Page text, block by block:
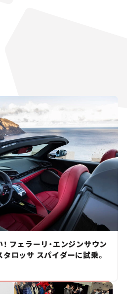
フェラーリ・エンジンサウン
ロッサ スパイダーに試乗。